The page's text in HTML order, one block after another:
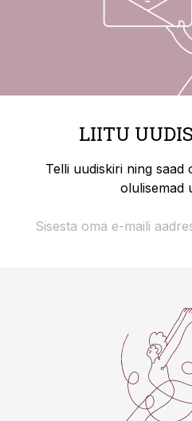
LIITU
Telli uudiskiri ning saad
olulisemad